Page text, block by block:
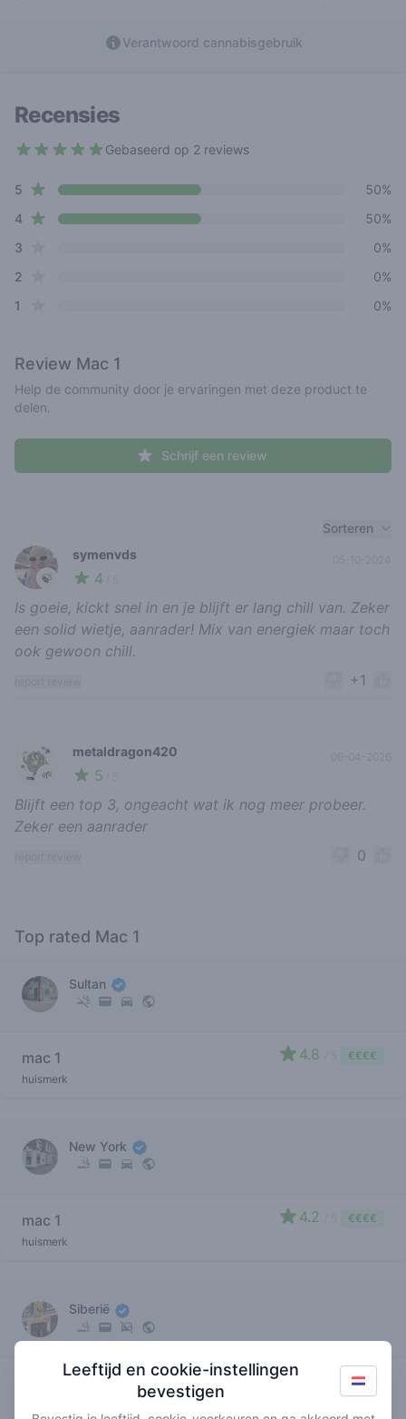
Verantwoord cannabisgebruik
Recensies
Gebaseerd op 2 reviews
Review data
5 star reviews
50%
4star reviews
50%
3
0%
2
0%
1
0%
Review Mac 1
Help de community door je ervaringen met deze product te
delen.
Schrijf een review
Sorteren
🍃
symenvds
4
Is goeie, kickt snel in en je blijft er lang chill van. Zeker
een solid wietje, aanrader! Mix van energiek maar toch
ook gewoon chill.
+1
🌱
metaldragon420
5
Blijft een top 3, ongeacht wat ik nog meer probeer.
Zeker een aanrader
0
Top rated Mac 1
Sultan
mac 1
huismerk
4.8 €€€€
New York
mac 1
huismerk
4.2 €€€€
Siberië
€€€€
Leeftijd en cookie-instellingen
bevestigen